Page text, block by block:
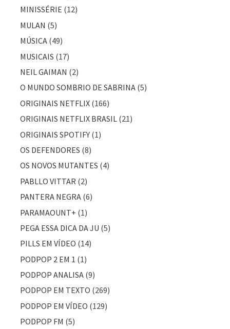
MINISSÉRIE (12)
MULAN (5)
MÚSICA (49)
MUSICAIS (17)
NEIL GAIMAN (2)
O MUNDO SOMBRIO DE SABRINA (5)
ORIGINAIS NETFLIX (166)
ORIGINAIS NETFLIX BRASIL (21)
ORIGINAIS SPOTIFY (1)
OS DEFENDORES (8)
OS NOVOS MUTANTES (4)
PABLLO VITTAR (2)
PANTERA NEGRA (6)
PARAMAOUNT+ (1)
PEGA ESSA DICA DA JU (5)
PILLS EM VÍDEO (14)
PODPOP 2 EM 1 (1)
PODPOP ANALISA (9)
PODPOP EM TEXTO (269)
PODPOP EM VÍDEO (129)
PODPOP FM (5)